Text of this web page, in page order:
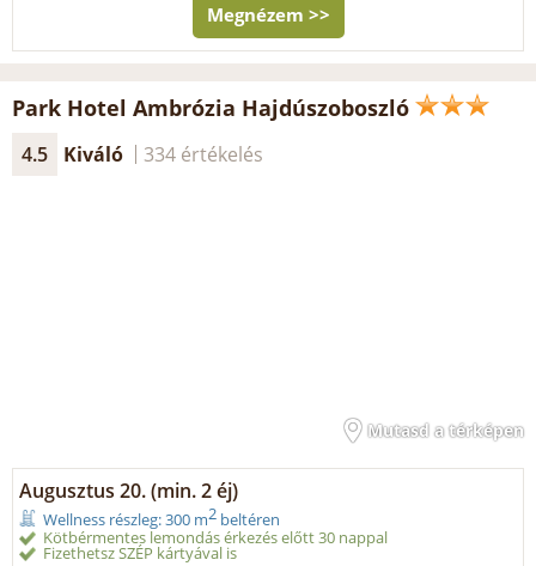
Megnézem >>
Park Hotel Ambrózia Hajdúszoboszló
4.5 Kiváló 334 értékelés
Mutasd a térképen
Augusztus 20. (min. 2 éj)
Wellness részleg: 300 m2 beltéren
Kötbérmentes lemondás érkezés előtt 30 nappal
Fizethetsz SZÉP kártyával is